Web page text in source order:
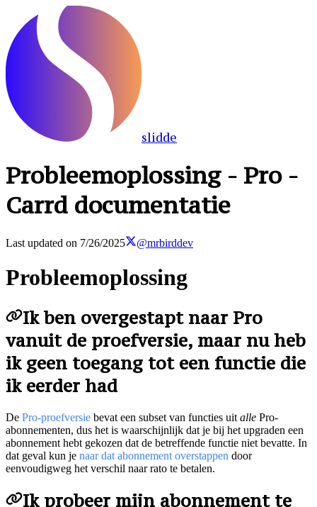
slidde
Probleemoplossing - Pro -
Carrd documentatie
Last updated on 7/26/2025 @mrbirddev
Probleemoplossing
Ik ben overgestapt naar Pro
vanuit de proefversie, maar nu heb
ik geen toegang tot een functie die
ik eerder had
De Pro-proefversie bevat een subset van functies uit alle Pro-
abonnementen, dus het is waarschijnlijk dat je bij het upgraden een
abonnement hebt gekozen dat de betreffende functie niet bevatte. In
dat geval kun je naar dat abonnement overstappen door
eenvoudigweg het verschil naar rato te betalen.
Ik probeer mijn abonnement te